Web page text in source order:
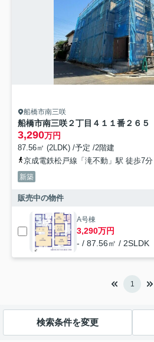
船橋市南三咲
船橋市南三咲２丁目４１１番２６５
3,290万円
87.56㎡ (2LDK) /予定 /2階建
京成電鉄松戸線「滝不動」駅 徒歩7分
新築
販売中の物件
A号棟
3,290万円
- / 87.56㎡ / 2SLDK
1
検索条件を変更